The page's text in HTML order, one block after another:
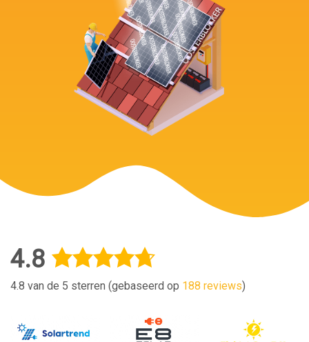
4.8
4.8 van de 5 sterren (gebaseerd op 188 reviews)